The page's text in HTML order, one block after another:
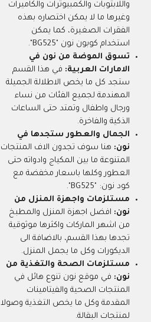
واللابتوبات والكمبيوترات والكاميرات
وغيرها ما لا يمكن اختصاره بهذه
الفقرات الصغيرة، كما يمكن
استخدام كوبون نون "BG525".
تسوق الموضة من نون في
الامارات العربية: في هذا القسم
ستجد كل ما يخص الاطلالة الجميلة
المهندمة لجميع الفئات من نساء
ورجال واطفال وتمتد حتى الساعات
الذكية والفاخرة.
الجمال والعطور ستجدها في
نون: هنا سوف تجدون الاف المنتجات
المتنوعة ما بين المكياج وادواته حتى
العطور وكلها باسعار مخفضة مع
كود نون: "BG525".
مستلزمات واجهزة المنزل من
نون: افضل اجهزة المنزل والمطبخ
من اشهر الماركات واكثرها موثوقية
تجدها بهذا القسم، بالاضافة الى
الديكورات وكل ما يجمل المنزل.
مستلزمات الصحة والتغذية من
نون: في موقع نون تنوع هائل في
المنتجات الصحية والفيتامينات
المقدمة وكل ما يخص التغذية وصولا
لمنتجات البقالة.